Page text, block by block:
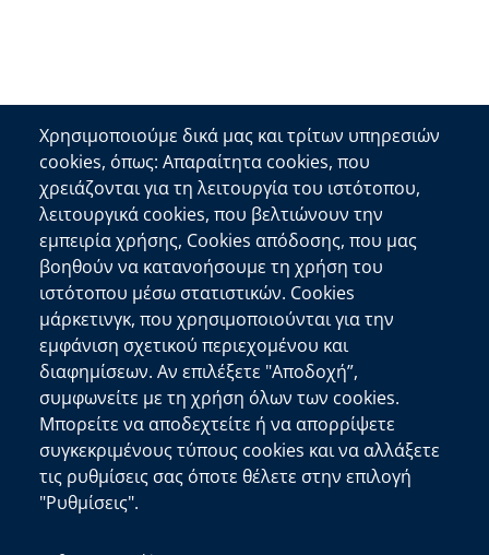
Επικοινωνία
Αποκεντρωμένη Διοίκηση Κρήτης
Πλατεία Κουντουριώτη 71202 Ηράκλειο
Επικοινωνήστε μαζί μας
Χρήσιμοι Σύνδεσμοι
Ελληνική Κυβέρνηση
Ευρωπαϊκή Επιτροπή
Πληροφορίες Ιστότοπου
Διαύγεια
Δήλωση Προσβασιμότητας
Χρησιμοποιούμε δικά μας και τρίτων υπηρεσιών
cookies, όπως: Απαραίτητα cookies, που
χρειάζονται για τη λειτουργία του ιστότοπου,
λειτουργικά cookies, που βελτιώνουν την
εμπειρία χρήσης, Cookies απόδοσης, που μας
βοηθούν να κατανοήσουμε τη χρήση του
ιστότοπου μέσω στατιστικών. Cookies
μάρκετινγκ, που χρησιμοποιούνται για την
εμφάνιση σχετικού περιεχομένου και
διαφημίσεων. Αν επιλέξετε "Αποδοχή”,
συμφωνείτε με τη χρήση όλων των cookies.
Μπορείτε να αποδεχτείτε ή να απορρίψετε
συγκεκριμένους τύπους cookies και να αλλάξετε
τις ρυθμίσεις σας όποτε θέλετε στην επιλογή
"Ρυθμίσεις".